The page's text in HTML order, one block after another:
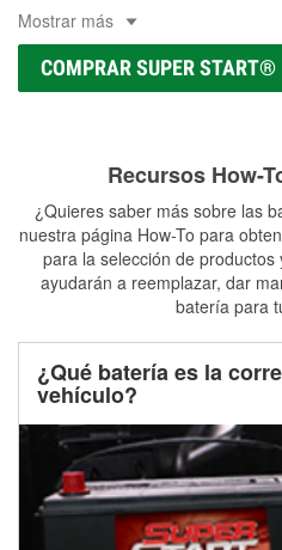
Mostrar más
COMPRAR SUPER START®
Recursos How-
¿Quieres saber más sobre las
nuestra página How-To para
para la selección de
ayudarán a reemplazar, dar
batería para
¿Qué batería es la
vehículo?